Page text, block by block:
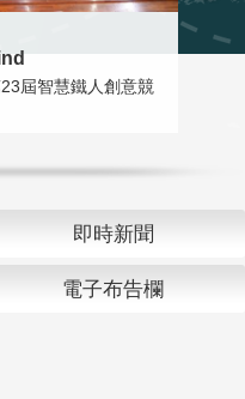
屆智慧鐵人創意競
即時新聞
電子布告欄